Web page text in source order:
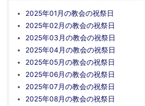
2025年01月の教会の祝祭日
2025年02月の教会の祝祭日
2025年03月の教会の祝祭日
2025年04月の教会の祝祭日
2025年05月の教会の祝祭日
2025年06月の教会の祝祭日
2025年07月の教会の祝祭日
2025年08月の教会の祝祭日